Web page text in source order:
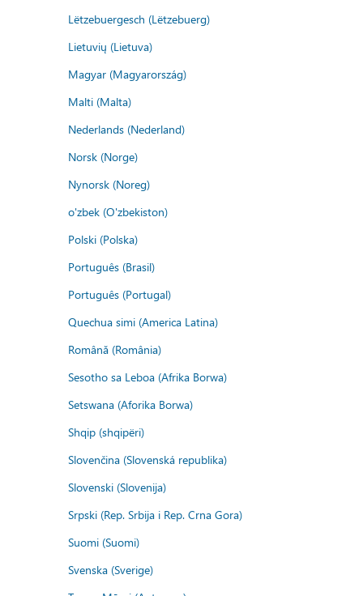
Lëtzebuergesch (Lëtzebuerg)
Lietuvių (Lietuva)
Magyar (Magyarország)
Malti (Malta)
Nederlands (Nederland)
Norsk (Norge)
Nynorsk (Noreg)
o'zbek (O'zbekiston)
Polski (Polska)
Português (Brasil)
Português (Portugal)
Quechua simi (America Latina)
Română (România)
Sesotho sa Leboa (Afrika Borwa)
Setswana (Aforika Borwa)
Shqip (shqipëri)
Slovenčina (Slovenská republika)
Slovenski (Slovenija)
Srpski (Rep. Srbija i Rep. Crna Gora)
Suomi (Suomi)
Svenska (Sverige)